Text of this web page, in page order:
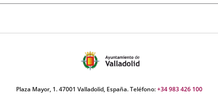
Plaza Mayor, 1. 47001 Valladolid, España. Teléfono:+34 983 426 100